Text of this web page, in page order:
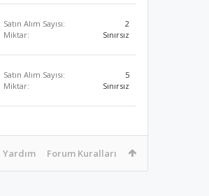
Satın Alım Sayısı:
2
Miktar:
Sınırsız
Satın Alım Sayısı:
5
Miktar:
Sınırsız
Yardım Forum Kuralları